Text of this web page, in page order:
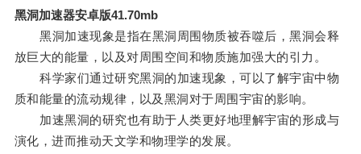
黑洞加速器安卓版41.70mb
黑洞加速现象是指在黑洞周围物质被吞噬后，黑洞会释
放巨大的能量，以及对周围空间和物质施加强大的引力。
科学家们通过研究黑洞的加速现象，可以了解宇宙中物
质和能量的流动规律，以及黑洞对于周围宇宙的影响。
加速黑洞的研究也有助于人类更好地理解宇宙的形成与
演化，进而推动天文学和物理学的发展。